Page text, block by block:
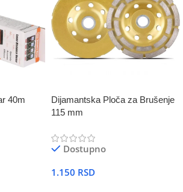
40m
Dijamantska Ploča za Brušenje
115 mm
Dostupno
1.150 RSD